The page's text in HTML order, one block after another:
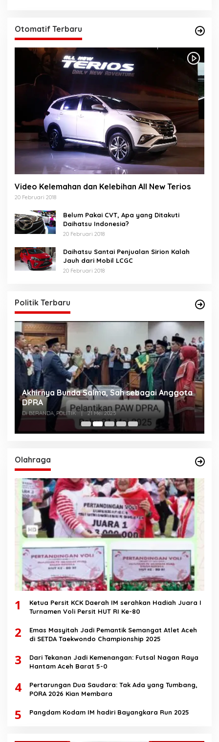
Otomatif Terbaru
Video Kelemahan dan Kelebihan All New Terios
20 Februari 2018
Belum Pakai CVT, Apa yang Ditakuti
Daihatsu Indonesia?
20 Februari 2018
Daihatsu Santai Penjualan Sirion Kalah
Jauh dari Mobil LCGC
20 Februari 2018
Politik Terbaru
Akhirnya Bunda Salma, Sah sebagai Anggota
DPRA
Di BERANDA, POLITIK | 21 Mei 2025
Olahraga
1
Ketua Persit KCK Daerah IM serahkan Hadiah Juara I
Turnamen Voli Persit HUT RI Ke-80
2
Emas Masyitah Jadi Pemantik Semangat Atlet Aceh
di SETDA Taekwondo Championship 2025
3
Dari Tekanan Jadi Kemenangan: Futsal Nagan Raya
Hantam Aceh Barat 5-0
4
Pertarungan Dua Saudara: Tak Ada yang Tumbang,
PORA 2026 Kian Membara
5 Pangdam Kodam IM hadiri Bayangkara Run 2025